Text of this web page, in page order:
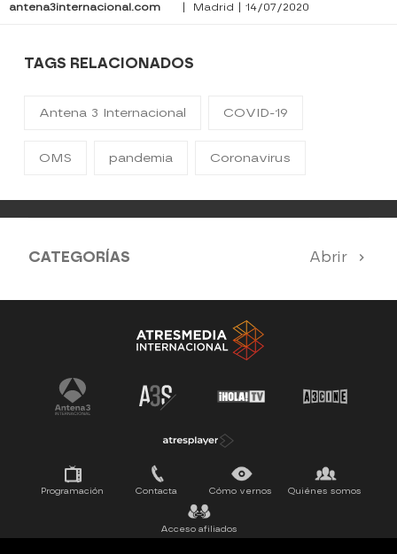
antena3internacional.com | Madrid | 14/07/2020
TAGS RELACIONADOS
Antena 3 Internacional COVID-19
OMS pandemia Coronavirus
CATEGORÍAS Abrir
Antena 3 Noticias El Hormiguero
Tu cara me suena Pasapalabra
Programación Contacta Cómo vernos Quiénes somos
Acceso afiliados